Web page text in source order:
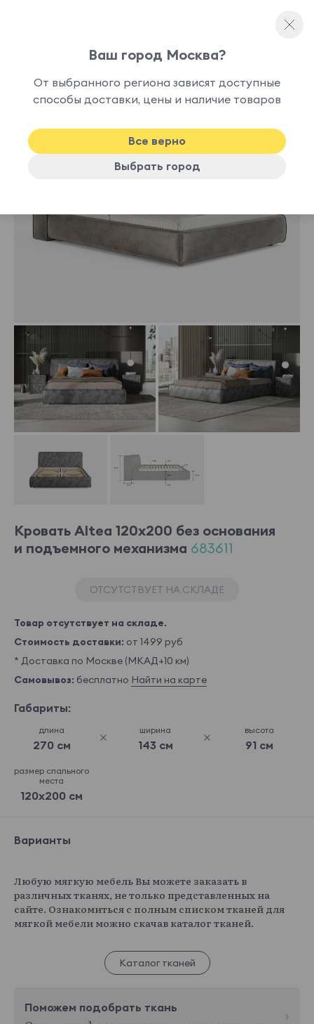
наличии
Кровать Altea 120x200 без основания
и подъемного механизма 683611
ОТСУТСТВУЕТ НА СКЛАДЕ
Товар отсутствует на складе.
Стоимость доставки: от 1499 руб
* Доставка по Москве (МКАД+10 км)
Самовывоз: бесплатно Найти на карте
Габариты:
длина
270 см
ширина
143 см
высота
91 см
размер спального
места
120x200 см
Варианты
Любую мягкую мебель Вы можете заказать в
различных тканях, не только представленных на
сайте. Ознакомиться с полным списком тканей для
мягкой мебели можно скачав каталог тканей.
Каталог тканей
Поможем подобрать ткань
Ваш город Москва?
От выбранного региона зависят доступные
способы доставки, цены и наличие товаров
Все верно
Выбрать город